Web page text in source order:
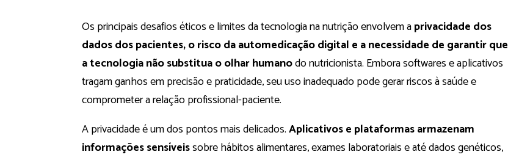
Os principais desafios éticos e limites da tecnologia na nutrição envolvem aprivacidade dos
dados dos pacientes, o risco da automedicação digital e a necessidade de garantir que
a tecnologia não substitua o olhar humanodo nutricionista. Embora softwares e aplicativos
tragam ganhos em precisão e praticidade, seu uso inadequado pode gerar riscos à saúde e
comprometer a relação profissional-paciente.
A privacidade é um dos pontos mais delicados.Aplicativos e plataformas armazenam
informações sensíveissobre hábitos alimentares, exames laboratoriais e até dados genéticos,